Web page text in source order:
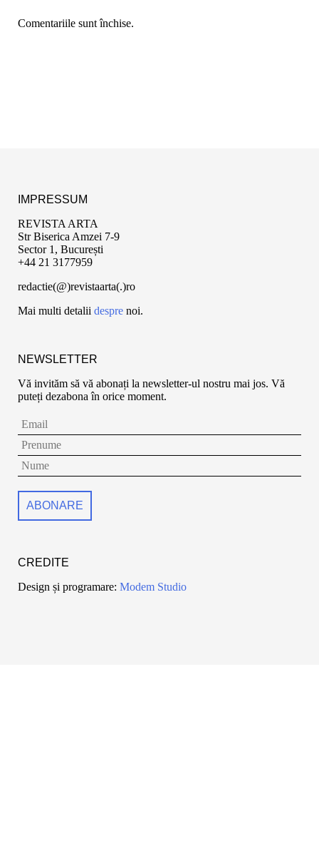
Comentariile sunt închise.
IMPRESSUM
REVISTA ARTA
Str Biserica Amzei 7-9
Sector 1, București
+44 21 3177959
redactie(@)revistaarta(.)ro
Mai multi detalii despre noi.
NEWSLETTER
Vă invităm să vă abonați la newsletter-ul nostru mai jos. Vă
puteți dezabona în orice moment.
CREDITE
Design și programare: Modem Studio